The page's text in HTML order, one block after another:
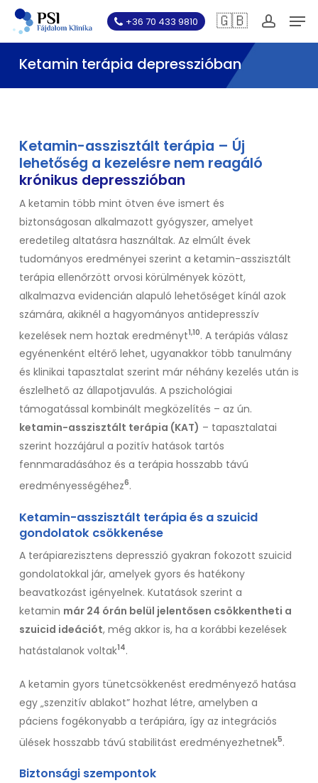
Skip
main
content
+36 70 433 9810 🇬🇧
Ketamin terápia depresszióban
Ketamin-asszisztált terápia – Új
lehetőség a kezelésre nem reagáló
krónikus depresszióban
A ketamin több mint ötven éve ismert és
biztonságosan alkalmazott gyógyszer, amelyet
eredetileg altatásra használtak. Az elmúlt évek
tudományos eredményei szerint a ketamin-asszisztált
terápia ellenőrzött orvosi körülmények között,
alkalmazva evidencián alapuló lehetőséget kínál azok
számára, akiknél a hagyományos antidepresszív
kezelések nem hoztak eredményt1,10. A terápiás válasz
egyénenként eltérő lehet, ugyanakkor több tanulmány
és klinikai tapasztalat szerint már néhány kezelés után is
észlelhető az állapotjavulás. A pszichológiai
támogatással kombinált megközelítés – az ún.
ketamin-asszisztált terápia (KAT) – tapasztalatai
szerint hozzájárul a pozitív hatások tartós
fennmaradásához és a terápia hosszabb távú
eredményességéhez6.
Ketamin-asszisztált terápiaés a szuicid
gondolatok csökkenése
A terápiarezisztens depresszió gyakran fokozott szuicid
gondolatokkal jár, amelyek gyors és hatékony
beavatkozást igényelnek. Kutatások szerint a
ketamin már 24 órán belül jelentősen csökkentheti a
szuicid ideációt, még akkor is, ha a korábbi kezelések
hatástalanok voltak14.
A ketamin gyors tünetcsökkenést eredményező hatása
egy „szenzitív ablakot” hozhat létre, amelyben a
páciens fogékonyabb a terápiára, így az integrációs
ülések hosszabb távú stabilitást eredményezhetnek5.
Biztonsági szempontok